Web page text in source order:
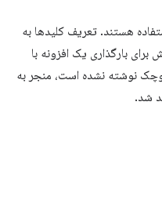
هستند. تعریف کلیدها به
بارگذاری یک افزونه با
نوشته نشده است، منجر به
شد.